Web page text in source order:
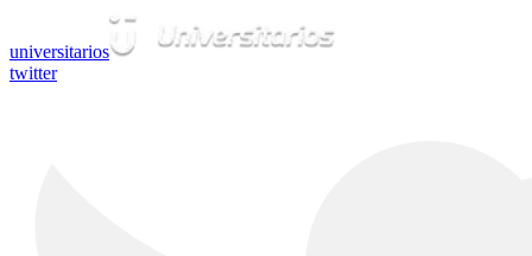
universitarios
twitter